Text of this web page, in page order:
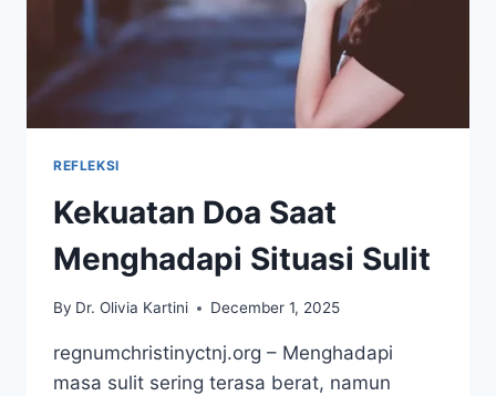
REFLEKSI
Kekuatan Doa Saat
Menghadapi Situasi Sulit
By Dr. Olivia Kartini December 1, 2025
regnumchristinyctnj.org – Menghadapi
masa sulit sering terasa berat, namun